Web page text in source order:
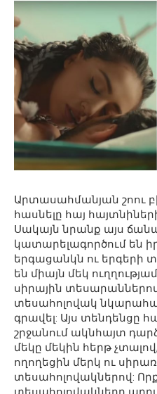
Արտասահմանյան շոու
հասնելը հայ
Սակայն նրանք այս
կատարելագործում են
երգացանկն ու երգերի
են միայն մեկ
սիրային
տեսահոլովակ
գրավել: Այս տենդենցը
շրջանում ակնհայտ
մեկը մեկին հերթ
ողողեցին մերկ ու
տեսահոլովակներով: